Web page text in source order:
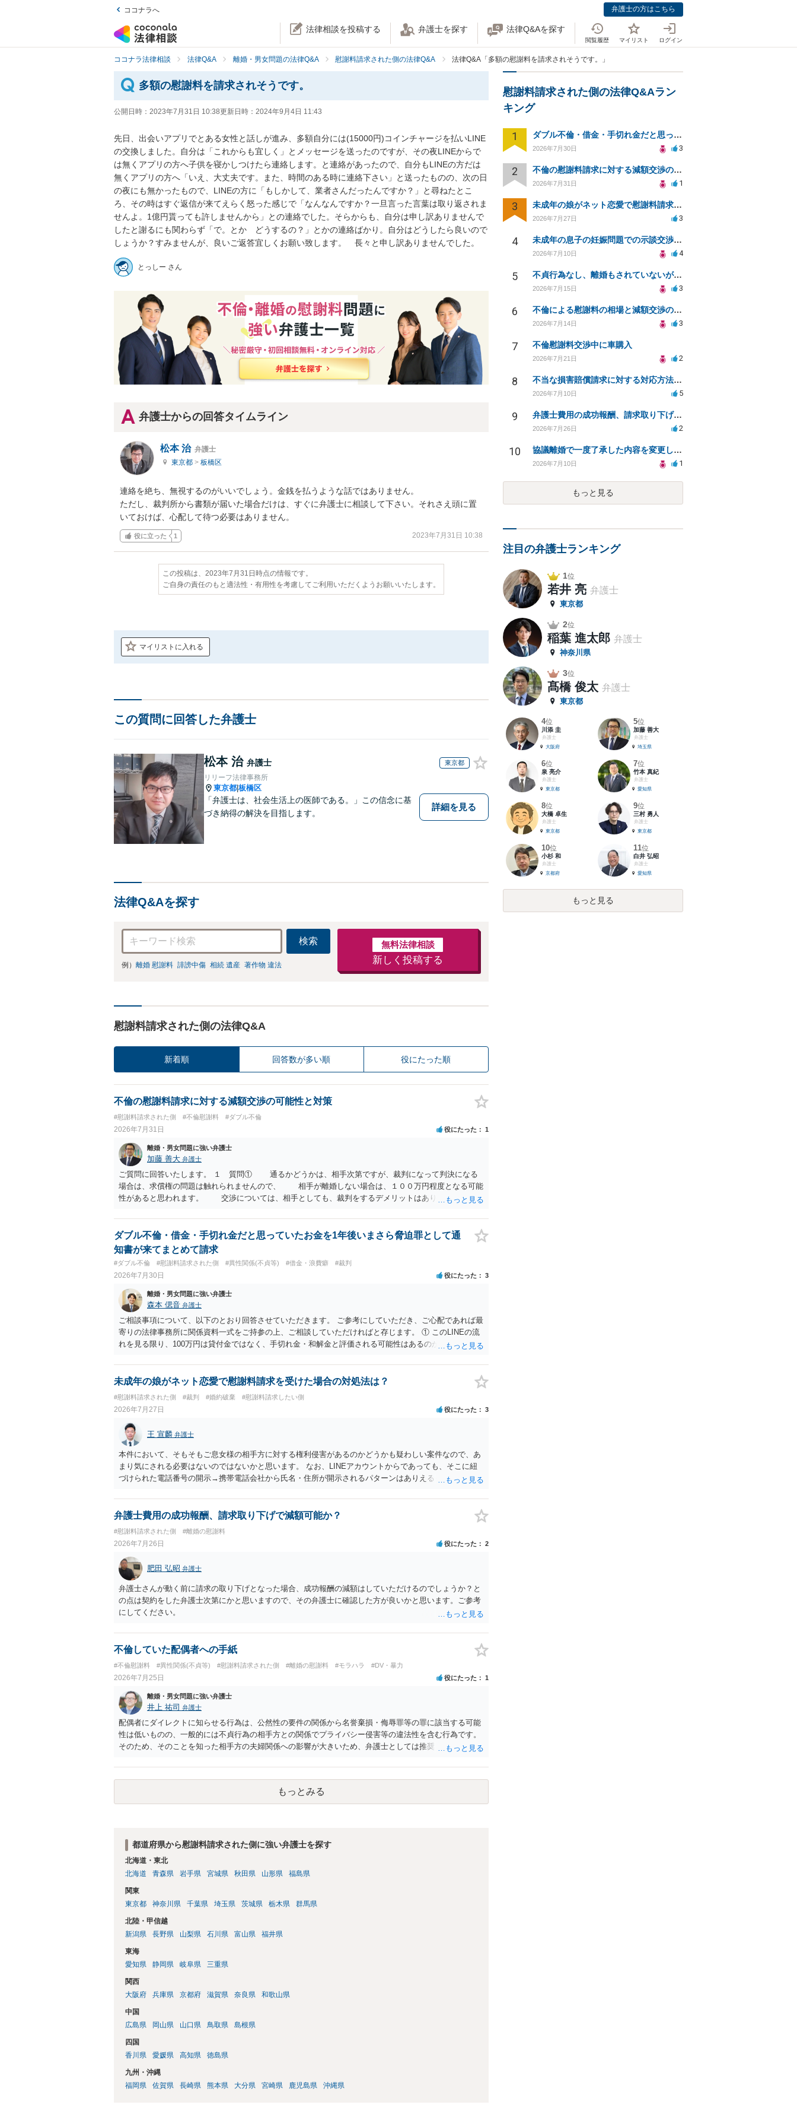
ココナラへ 弁護士の方はこちら
法律相談を投稿する 弁護士を探す 法律Q&Aを探す
閲覧履歴 マイリスト ログイン
ココナラ法律相談 法律Q&A 離婚・男女問題の法律Q&A 慰謝料請求された側の法律Q&A 法律Q&A「多額の慰謝料を請求されそうです。」
多額の慰謝料を請求されそうです。
公開日時： 2023年7月31日 10:38更新日時： 2024年9月4日 11:43
先日、出会いアプリでとある女性と話しが進み、多額自分には(15000円)コインチャージを払いLINE
の交換しました。自分は「これからも宜しく」とメッセージを送ったのですが、その夜LINEからで
は無くアプリの方へ子供を寝かしつけたら連絡します。と連絡があったので、自分もLINEの方だは
無くアプリの方へ「いえ、大丈夫です。また、時間のある時に連絡下さい」と送ったものの、次の日
の夜にも無かったもので、LINEの方に「もしかして、業者さんだったんですか？」と尋ねたとこ
ろ、その時はすぐ返信が来てえらく怒った感じで「なんなんですか？一旦言った言葉は取り返されま
せんよ。1億円貰っても許しませんから」との連絡でした。そらからも、自分は申し訳ありませんで
したと謝るにも関わらず「で。とか　どうするの？」とかの連絡ばかり。自分はどうしたら良いので
しょうか？すみませんが、良いご返答宜しくお願い致します。　長々と申し訳ありませんでした。
とっしー さん
弁護士からの回答タイムライン
松本 治 弁護士
東京都 > 板橋区
連絡を絶ち、無視するのがいいでしょう。金銭を払うような話ではありません。
ただし、裁判所から書類が届いた場合だけは、すぐに弁護士に相談して下さい。それさえ頭に置
いておけば、心配して待つ必要はありません。
役に立った 1 2023年7月31日 10:38
この投稿は、2023年7月31日時点の情報です。
ご自身の責任のもと適法性・有用性を考慮してご利用いただくようお願いいたします。
マイリストに入れる
この質問に回答した弁護士
松本 治 弁護士 東京都
リリーフ法律事務所
東京都 板橋区
「弁護士は、社会生活上の医師である。」この信念に基
づき納得の解決を目指します。
詳細を見る
法律Q&Aを探す
検索
例） 離婚 慰謝料 誹謗中傷 相続 遺産 著作物 違法
無料法律相談
新しく投稿する
慰謝料請求された側の法律Q&A
新着順 回答数が多い順 役にたった順
不倫の慰謝料請求に対する減額交渉の可能性と対策
#慰謝料請求された側 #不倫慰謝料 #ダブル不倫
2026年7月31日 役にたった 1
離婚・男女問題に強い弁護士
加藤 善大 弁護士
ご質問に回答いたします。 １ 質問① 通るかどうかは、相手次第ですが、裁判になって判決になる
場合は、求償権の問題は触れられませんので、 相手が離婚しない場合は、１００万円程度となる可能
性があると思われます。 交渉については、相手としても、裁判をするデメリットはありますから（経
働く可能性は有り得ます。 交渉で解決する多くの場合は、相手が弁護士に依頼しているケースで、５
０万円以下で合意できる場合は稀であると思います。 通常は、６０万円から８０万円程度になること
が多いというのが私の印象です。 ２ 質問② ご記載の内容が減額を進めるうえでの交渉材料かと思
います。 なお、ご自身が離婚しないことは、交渉材料にはならないかと思いますので、ご注意くださ
い。 また、相手夫婦の婚姻関係が既に破綻していたことや、相手女性が結婚しているとは知らなかっ
たと主張することもありますが、 ケースバイケースですので、ご自身の場合にそれらの主張ができる
かはよくお考え下さい。 ３ 質問③ 違約金を５０万円とする旨の交渉をすることが妥当かどうかと
いう基準はありません。 公序良俗に反するような金額では、その条項自体が無効になり得ますが、
２００万円でも、５０万円でも、公序良俗に反するほど高額とはいえないと考えますので、 結局
は、妥当かどうかというよりも、ご自身が納得できるかどうかという基準でお考えいただくといいと思い
ます。 そのうえで、合意できるかは、相手も納得できるか否かにかかってはきますが。 ４ 質問④
ご記載の内容からは判断できないのですが、 清算条項を記載しないで合意することはリスクがあ
りますので、むしろ、原則としては、清算条項を記載するべきであるとお考えいただくといいです。 ご
質問に対する回答は以上ですが、可能であれば、ご依頼になるかは別として、お近くの弁護士に直接相談
されて、 今後の対応についてアドバイス等を求めることをお勧めいたします。 ご参考にしていただ
ければ幸いです。
ダブル不倫・借金・手切れ金だと思っていたお金を1年後いまさら脅迫罪として通
知書が来てまとめて請求
#ダブル不倫 #慰謝料請求された側 #異性関係(不貞等) #借金・浪費癖 #裁判
2026年7月30日 役にたった 3
離婚・男女問題に強い弁護士
森本 偲音 弁護士
ご相談事項について、以下のとおり回答させていただきます。 ご参考にしていただき、ご心配であれば最
寄りの法律事務所に関係資料一式をご持参の上、ご相談していただければと存じます。 ① このLINEの流
れを見る限り、100万円は貸付金ではなく、手切れ金・和解金と評価される可能性はあるのか ⇒LINEを含
金銭であったと評価される可能性はあると考えます。 ② 「今後一切関与しないなら100万円振り込む」と
いうLINEや誓約書は、裁判上どの程度証拠価値があるのか ⇒前後のやり取りや誓約書の具体的内容を見
から100万円を貸付扱いに変更することは認められるのか。 ⇒おそらく１００万円は不当利得（受け取る
正当な権利がないのに利益を取得した）として返還請求されているものかと推察しますので、 貸金返還で
はないかと存じます。 ④ 私は現在、収入も不安定で貯金もなくリボ払い借金が既に約100万あり。今年に
再婚したが主人はお金に厳しい為、一括で220万円を支払う事は困難 仮に裁判で敗訴した場合でも、分割
払いになる可能性はありますか。 ⇒判決となり敗訴してしまった場合は、強制執行により不動産等の財産
を差し押さえられ、そこから債権回収が図られることになりますが、 和解であれば柔軟な解決が可能で
すので、その場合は分割払いにより支払うことも十分可能です。 ⑤ このような事情であれば、私は120万
円のみ和解交渉を続けるべきでしょうか。 ⇒ご相談者様の認識を前提にすれば、１００万円も含めて返済
する必要はないと考えられるため、 120万円のみについて交渉を続けることがベターかと存じます。
未成年の娘がネット恋愛で慰謝料請求を受けた場合の対処法は？
#慰謝料請求された側 #裁判 #婚約破棄 #慰謝料請求したい側
2026年7月27日 役にたった 3
王 宣麟 弁護士
本件において、そもそもご息女様の相手方に対する権利侵害があるのかどうかも疑わしい案件なので、あ
まり気にされる必要はないのではないかと思います。 なお、LINEアカウントからであっても、そこに紐
づけられた電話番号の開示→携帯電話会社から氏名・住所が開示されるパターンはありえるものの、本件
ないかと推察します。
弁護士費用の成功報酬、請求取り下げで減額可能か？
#慰謝料請求された側 #離婚の慰謝料
2026年7月26日 役にたった 2
肥田 弘昭 弁護士
弁護士さんが動く前に請求の取り下げとなった場合、成功報酬の減額はしていただけるのでしょうか？と
の点は契約をした弁護士次第にかと思いますので、その弁護士に確認した方が良いかと思います。ご参考
にしてください。
不倫していた配偶者への手紙
#不倫慰謝料 #異性関係(不貞等) #慰謝料請求された側 #離婚の慰謝料 #モラハラ #DV・暴力
2026年7月25日 役にたった 1
離婚・男女問題に強い弁護士
井上 祐司 弁護士
配偶者にダイレクトに知らせる行為は、公然性の要件の関係から名誉棄損・侮辱罪等の罪に該当する可能
性は低いものの、一般的には不貞行為の相手方との関係でプライバシー侵害等の違法性を含む行為です。
そのため、そのことを知った相手方の夫婦関係への影響が大きいため、弁護士としては推奨しないことが
もっとみる
都道府県から慰謝料請求された側に強い弁護士を探す
北海道・東北
北海道
青森県 岩手県 宮城県 秋田県 山形県 福島県
関東
東京都
神奈川県 千葉県 埼玉県 茨城県 栃木県 群馬県
北陸・甲信越
新潟県
長野県 山梨県 石川県 富山県 福井県
東海
愛知県
静岡県 岐阜県 三重県
関西
大阪府
兵庫県 京都府 滋賀県 奈良県 和歌山県
中国
広島県
岡山県 山口県 鳥取県 島根県
四国
香川県
愛媛県 高知県 徳島県
九州・沖縄
福岡県
佐賀県 長崎県 熊本県 大分県 宮崎県 鹿児島県 沖縄県
慰謝料請求された側の法律Q&Aラン
キング
1 ダブル不倫・借金・手切れ金だと思っていたお金を1年後いまさら脅迫罪として通知書が来てまとめて請求
2026年7月30日 3
2 不倫の慰謝料請求に対する減額交渉の可能性と対策
2026年7月31日 1
3 未成年の娘がネット恋愛で慰謝料請求を受けた場合の対処法は？
2026年7月27日 3
4 未成年の息子の妊娠問題での示談交渉と法的対応について相談
2026年7月10日 4
5 不貞行為なし、離婚もされていないが奥様が作られた示談書にサインをしてしまいました。効力はありますか？
2026年7月15日 3
6 不倫による慰謝料の相場と減額交渉の可能性について
2026年7月14日 3
7 不倫慰謝料交渉中に車購入
2026年7月21日 2
8 不当な損害賠償請求に対する対応方法と今後の対策
2026年7月10日 5
9 弁護士費用の成功報酬、請求取り下げで減額可能か？
2026年7月26日 2
10 協議離婚で一度了承した内容を変更したいです
2026年7月10日 1
もっと見る
注目の弁護士ランキング
1位
若井 亮 弁護士
東京都
2位
稲葉 進太郎 弁護士
神奈川県
3位
髙橋 俊太 弁護士
東京都
4位
川添 圭
弁護士
大阪府
5位
加藤 善大
弁護士
埼玉県
6位
泉 亮介
弁護士
東京都
7位
竹本 真紀
弁護士
愛知県
8位
大橋 卓生
弁護士
東京都
9位
三村 勇人
弁護士
東京都
10位
小杉 和
弁護士
京都府
11位
白井 弘昭
弁護士
愛知県
もっと見る